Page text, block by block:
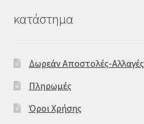
κατάστημα
Δωρεάν Αποστολές-Αλλαγές
Πληρωμές
Όροι Χρήσης